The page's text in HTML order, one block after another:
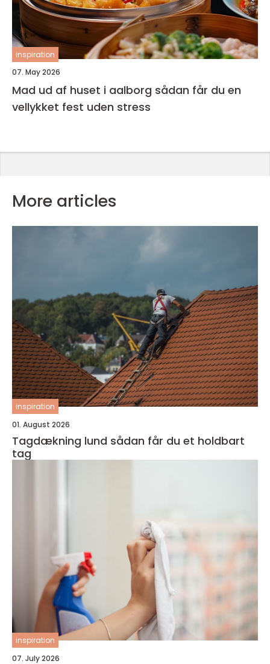
inspiration
07. May 2026
Mad ud af huset i aalborg sådan får du en
vellykket fest uden stress
More articles
inspiration
01. August 2026
Tagdækning lund sådan får du et holdbart
tag
inspiration
07. July 2026